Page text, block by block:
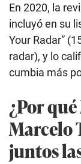
En 2020, la
incluyó en su
Your Radar”
radar), y lo
cumbia más
¿Por
Marcelo
juntos